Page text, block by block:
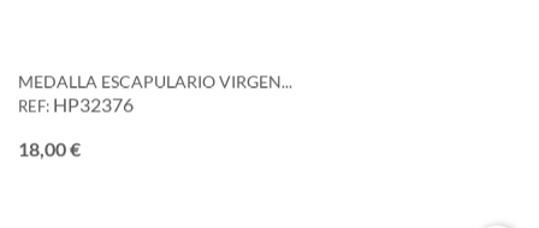
MEDALLA ESCAPULARIO VIRGEN...
REF: HP32376
18,00 €Precio